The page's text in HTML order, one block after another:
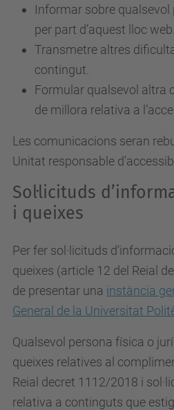
Informar sobre
per part d’aquest lloc web.
Transmetre altres
contingut.
Formular qualsevol altra
de millora relativa a
Les comunicacions seran
Unitat responsable
Sol·licituds
i queixes
Per fer sol·licituds
queixes (article 12 del Reial
de presentar una instància
General de la Universitat
Qualsevol persona física o
queixes relatives al
Reial decret 1112/2018 i
relativa a continguts que